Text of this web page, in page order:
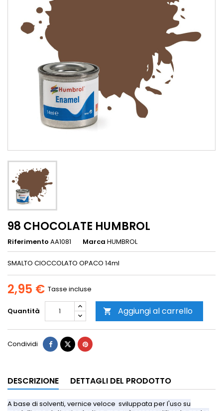
98 CHOCOLATE HUMBROL
Riferimento AA1081 Marca HUMBROL
SMALTO CIOCCOLATO OPACO 14ml
2,95 € Tasse incluse
Quantità  Aggiungi al carrello
Condividi
DESCRIZIONE DETTAGLI DEL PRODOTTO
A base di solventi, vernice veloce sviluppata per l'uso su